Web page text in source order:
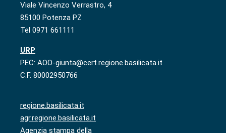
Viale Vincenzo Verrastro, 4
85100 Potenza PZ
Tel 0971 661111
URP
PEC: AOO-giunta@cert.regione.basilicata.it
C.F. 80002950766
regione.basilicata.it
agr.regione.basilicata.it
Agenzia stampa della